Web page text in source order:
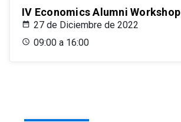
IV Economics Alumni Workshop
27 de Diciembre de 2022
09:00 a 16:00